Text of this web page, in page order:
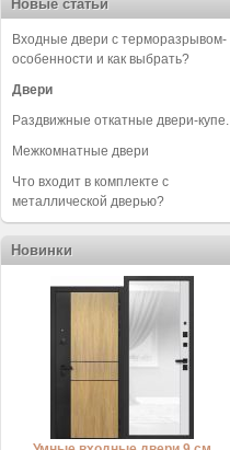
Новые статьи
Входные двери с терморазрывом-
особенности и как выбрать?
Двери
Раздвижные откатные двери-купе.
Межкомнатные двери
Что входит в комплекте с
металлической дверью?
Новинки